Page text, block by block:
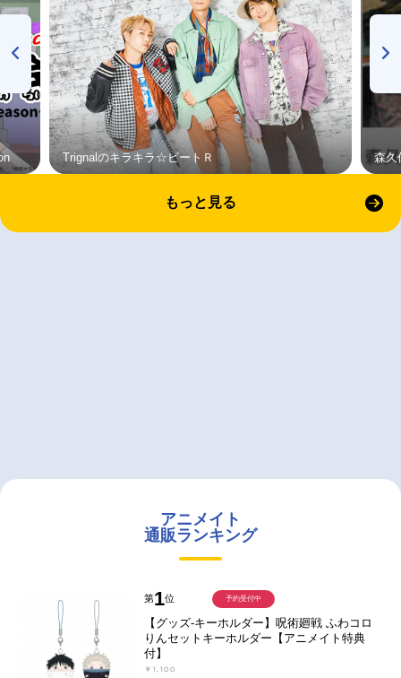
Trignalのキラキラ☆ビートＲ 森久
もっと見る
アニメイト
通販ランキング
第1位
【グッズ-キーホルダー】呪術廻戦 ふわコロ
りんセットキーホルダー【アニメイト特典
付】
￥1,100
予約受付中